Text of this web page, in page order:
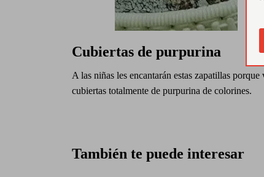
Cubiertas de purpurina
A las niñas les encantarán estas zapatillas porque
cubiertas totalmente de purpurina de colorines.
También te puede interesar